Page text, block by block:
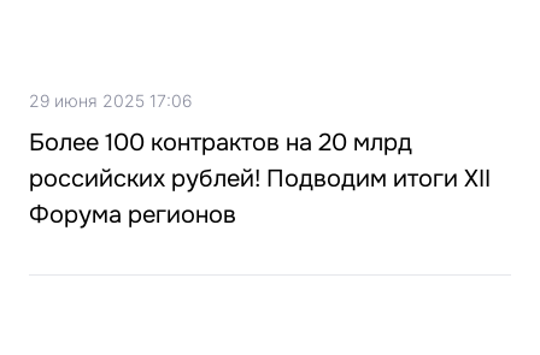
29 июня 2025 17:06
Более 100 контрактов на 20 млрд
российских рублей! Подводим итоги XII
Форума регионов